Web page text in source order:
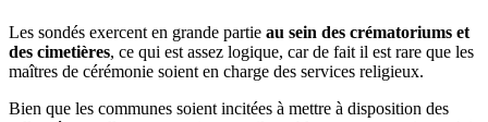
Les sondés exercent en grande partie au sein des crématoriums et
des cimetières, ce qui est assez logique, car de fait il est rare que les
maîtres de cérémonie soient en charge des services religieux.
Bien que les communes soient incitées à mettre à disposition des